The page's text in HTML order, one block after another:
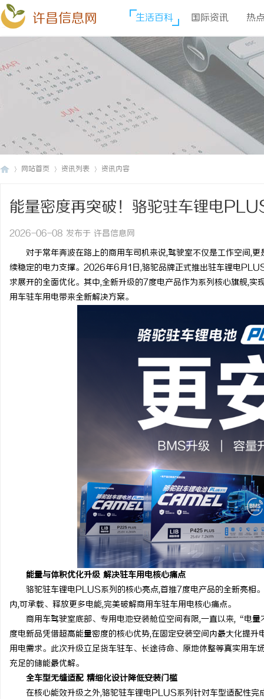
许昌信息网 生活百科 国际资讯 热
网站首页 资讯列表 资讯内容
能量密度再突破！骆驼驻车锂电
2026-06-08 发布于 许昌信息网
对于常年奔波在路上的商用车司机来说,驾驶室不仅是工作空间,更
续稳定的电力支撑。2026年6月1日,骆驼品牌正式推出驻车锂电
求展开的全面优化。其中,全新升级的7度电产品作为系列核心旗舰,
用车驻车用电带来全新解决方案。
能量与体积优化升级 解决驻车用电核心痛点
骆驼驻车锂电PLUS系列的核心亮点,首推7度电产品的全新亮相
内,可承载、释放更多电能,完美破解商用车驻车用电核心痛点。
商用车驾驶室底部、专用电池安装舱位空间有限,一直以来,“电量
度电新品凭借超高能量密度的核心优势,在固定安装空间内最大化提
用电需求。此次升级立足货车驻车、长途待命、原地休整等真实用车
充足的储能最优解。
全车型无缝适配 精细化设计降低安装门槛
在核心能效升级之外,骆驼驻车锂电PLUS系列针对车型适配性完
武汉配眼镜 上海配眼镜